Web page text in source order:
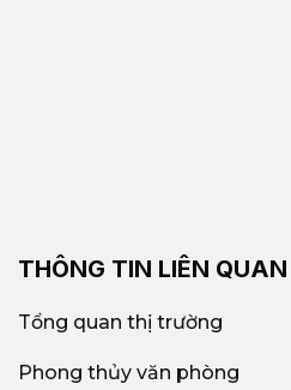
THÔNG TIN LIÊN QUAN
Tổng quan thị trường
Phong thủy văn phòng